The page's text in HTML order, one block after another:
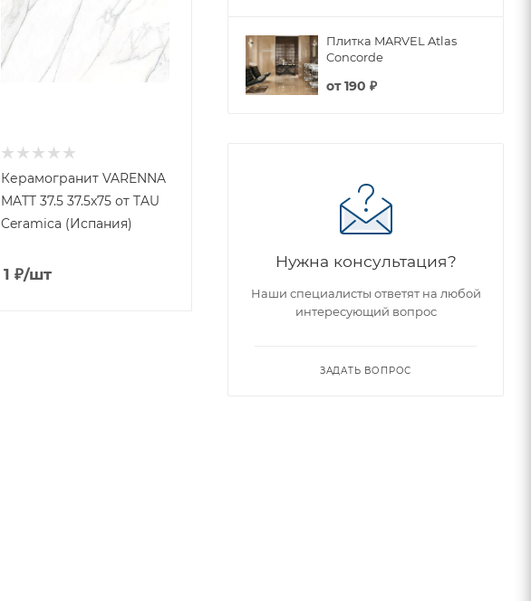
Керамогранит VARENNA
MATT 37.5 37.5x75 от TAU
Ceramica (Испания)
1 ₽/шт
Плитка MARVEL Atlas
Concorde
от190 ₽
Нужна консультация?
Наши специалисты ответят на любой
интересующий вопрос
ЗАДАТЬ ВОПРОС